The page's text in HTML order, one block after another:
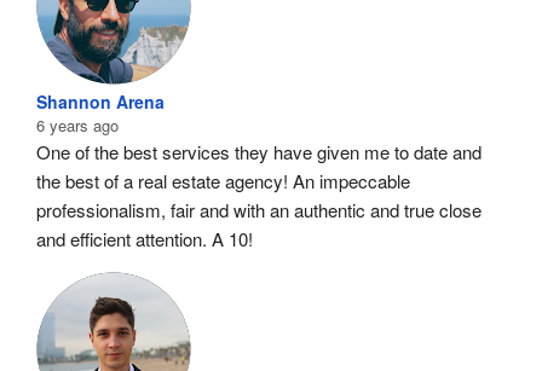
Shannon Arena
6 years ago
One of the best services they have given me to date and
the best of a real estate agency! An impeccable
professionalism, fair and with an authentic and true close
and efficient attention. A 10!